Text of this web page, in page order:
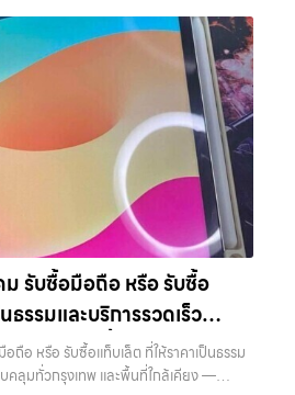
งนา, บางพลี, เกษตรนวมินทร์, เสนานิคม,
อโทรศัพท์, รับซื้อแมคบุค, รับซื้อโน๊ตบุ๊ค, รับ
ยวกับสินค้าไอที กรุงเทพฯ – เราพร้อมให้
า เราให้บริการแบบครบวงจรสำหรับลูกค้าที่
จะเป็น: รับซื้อไอโฟน ทุกรุ่น…
.com” เราเข้าใจดีว่าอุปกรณ์แต่ละชิ้นไม่ใช่
ย์สินที่มีมูลค่า คุณอาจต้องการเปลี่ยนรุ่น หรือ
การประเมินสภาพเครื่อง ฟรี ปราบปราม
โปร่งใส มั่นใจได้ และจ่ายเงินทันทีเมื่อตกลง
รอบคลุมทั้ง iPhone สายใหม่-เก่า,
บเล็ตทุกแบรนด์ เรารับถึงแม้จะอยู่ในสภาพ
อยบ้าง เพราะมูลค่าของเครื่องไม่ได้ขึ้นอยู่แค่
มครบชุด และความสะดวกในการขายของ
ลาดพร้าว, รัชดา, บางรัก, แจ้งวัฒนะ,
างนา, บางพลี, เกษตรนวมินทร์, เสนานิคม,
นหาคำว่า “รับซื้อมือถือใกล้ฉัน”, “รับซื้อ
iPad ได้ราคา”, “รับซื้อแท็บเล็ต กรุงเทพ
อสอง ราคาสูง” — ที่นี่คือคำตอบ เพราะ
ราคาและความสะดวกสบายที่เหนือกว่า
คุณไว้วางใจ พร้อมทีมงานที่พร้อมอำนวย
ภาพอย่างมืออาชีพ และจ่ายเงินทันที
องคุณเป็นเรื่องง่ายขึ้น ดีกว่า รวดเร็วกว่า
ชรพล รามอินทรา รับซื้อไอโฟนลาดพร้าว —
อโน๊ตบุ๊ค,รับซื้อไอโฟน, รับซื้อไอแพด, รับซื้อ
ารครอบคลุมทั่วกรุงเทพ และพื้นที่ใกล้เคียง
ริการ รับซื้อแมคบุค,รับซื้อโน๊ตบุ๊ค,รับซื้อไอ
อ หรือ รับซื้อแท็บเล็ต บริการครอบคลุมทั่ว
าว รับซื้อ iPhone ทุกรุ่น ให้ราคาสูง พร้อม
อระดับกับการ รับซื้อไอโฟน, รับซื้อไอ
“รับซื้อขายมือถือ.com” เว็บไซต์ที่คุณไว้
มือถือ iPhone, Samsung, iPad, แท็บเล็ต
เงินทันที ครอบคลุมพื้นที่ ลาดพร้าว, รัชดา,
พล, รามอินทรา และเขตกรุงเทพฯ ใกล้ “ใกล้
บเล็ต และอุปกรณ์ไอทีใหม่ๆ เปลี่ยนรุ่นกัน
ล้วอาจกลายเป็นของที่ไม่ได้ใช้งานอยู่
เพื่อเป็นทางเลือกให้คุณสามารถเปลี่ยน
งินสดได้ทันที ด้วยบริการ รับซื้อไอโฟน, รับ
ทรศัพท์, รับซื้อโน๊ตบุ๊ค, รับซื้อแท็บเล็ต, รับ
างครบวงจร ไม่ว่าคุณจะอยู่โซนเมืองหรือ
รับซื้อมือถือ หรือ รับซื้อ
ธรรมและบริการรวดเร็ว
งเทพ และพื้นที่ใกล้เคียง
ถือ หรือ รับซื้อแท็บเล็ต ที่ให้ราคาเป็นธรรม
บคลุมทั่วกรุงเทพ และพื้นที่ใกล้เคียง —